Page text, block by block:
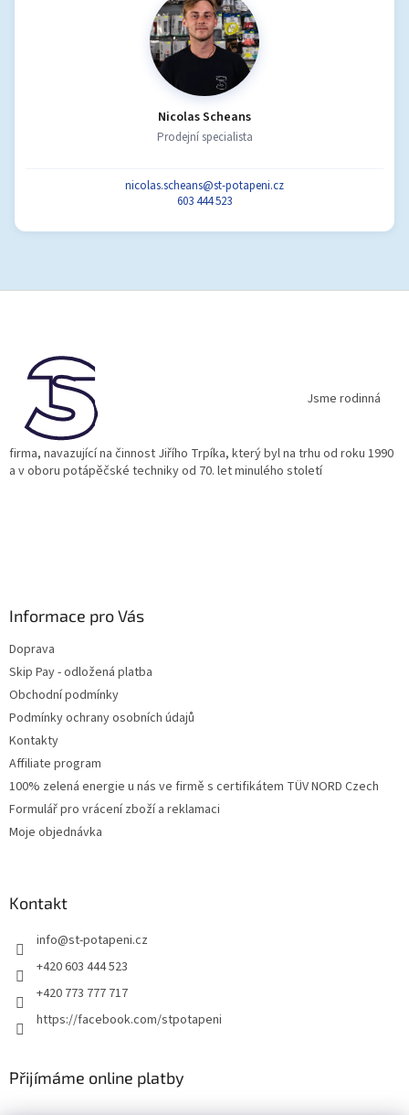
Nicolas Scheans
Prodejní specialista
nicolas.scheans@st-potapeni.cz
603 444 523
Jsme rodinná
firma, navazující na činnost Jiřího Trpíka, který byl na trhu od roku 1990
a v oboru potápěčské techniky od 70. let minulého století
Informace pro Vás
Doprava
Skip Pay - odložená platba
Obchodní podmínky
Podmínky ochrany osobních údajů
Kontakty
Affiliate program
100% zelená energie u nás ve firmě s certifikátem TÜV NORD Czech
Formulář pro vrácení zboží a reklamaci
Moje objednávka
Kontakt
info@st-potapeni.cz
+420 603 444 523
+420 773 777 717
https://facebook.com/stpotapeni
Přijímáme online platby